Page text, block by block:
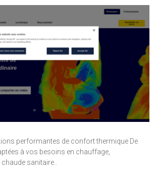
performantes de confort thermique De
à vos besoins en chauffage,
sanitaire..